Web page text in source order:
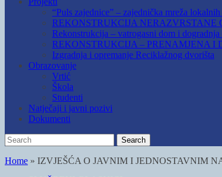
“Puls zajednice” – zajednička mreža
REKONSTRUKCIJA NERAZVRSTANE
Rekonstrukcija – vatrogasni dom i
REKONSTRUKCIJA – PRENAMJENA
Izgradnja i opremanje Reciklažnog dvorišta
Obrazovanje
Vrtić
Škola
Studenti
Natječaji i javni pozivi
Dokumenti
Search
for:
Search
Home » IZVJEŠĆA O JAVNIM I JEDNOSTAVNIM